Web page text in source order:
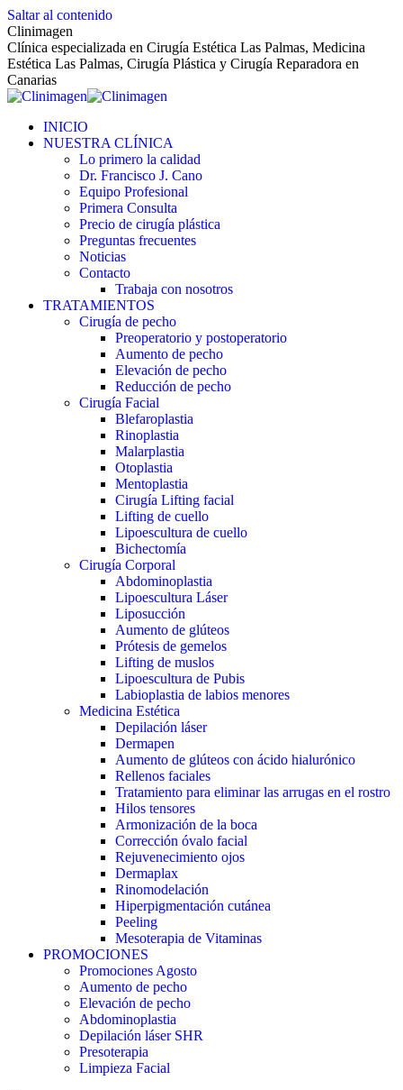
Saltar al contenido
Clinimagen
Clínica especializada en Cirugía Estética Las Palmas, Medicina
Estética Las Palmas, Cirugía Plástica y Cirugía Reparadora en
Canarias
INICIO
NUESTRA CLÍNICA
Lo primero la calidad
Dr. Francisco J. Cano
Equipo Profesional
Primera Consulta
Precio de cirugía plástica
Preguntas frecuentes
Noticias
Contacto
Trabaja con nosotros
TRATAMIENTOS
Cirugía de pecho
Preoperatorio y postoperatorio
Aumento de pecho
Elevación de pecho
Reducción de pecho
Cirugía Facial
Blefaroplastia
Rinoplastia
Malarplastia
Otoplastia
Mentoplastia
Cirugía Lifting facial
Lifting de cuello
Lipoescultura de cuello
Bichectomía
Cirugía Corporal
Abdominoplastia
Lipoescultura Láser
Liposucción
Aumento de glúteos
Prótesis de gemelos
Lifting de muslos
Lipoescultura de Pubis
Labioplastia de labios menores
Medicina Estética
Depilación láser
Dermapen
Aumento de glúteos con ácido hialurónico
Rellenos faciales
Tratamiento para eliminar las arrugas en el rostro
Hilos tensores
Armonización de la boca
Corrección óvalo facial
Rejuvenecimiento ojos
Dermaplax
Rinomodelación
Hiperpigmentación cutánea
Peeling
Mesoterapia de Vitaminas
PROMOCIONES
Promociones Agosto
Aumento de pecho
Elevación de pecho
Abdominoplastia
Depilación láser SHR
Presoterapia
Limpieza Facial